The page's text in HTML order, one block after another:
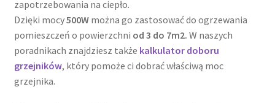
zapotrzebowania na ciepło.
Dzięki mocy500Wmożna go zastosować do ogrzewania
pomieszczeń o powierzchni od 3 do 7m2. W naszych
poradnikach znajdziesz także kalkulator doboru
grzejników, który pomoże ci dobrać właściwą moc
grzejnika.